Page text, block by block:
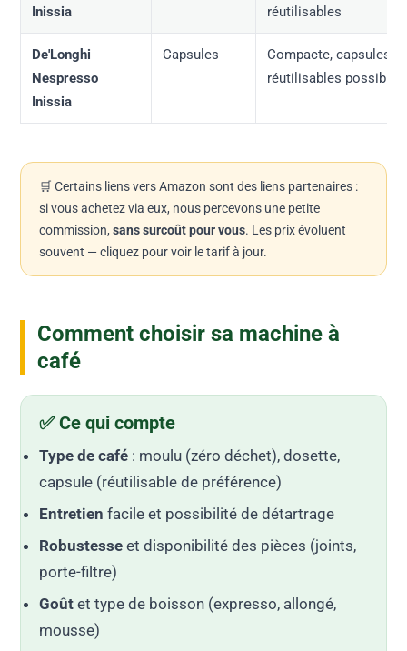
Inissia
réutilisables
De'Longhi
Nespresso
Inissia
Capsules
Compacte, capsules
réutilisables possibles
🛒 Certains liens vers Amazon sont des liens partenaires :
si vous achetez via eux, nous percevons une petite
commission,sans surcoût pour vous. Les prix évoluent
souvent — cliquez pour voir le tarif à jour.
Comment choisir sa machine à
café
✅ Ce qui compte
Type de café : moulu (zéro déchet), dosette,
capsule (réutilisable de préférence)
Entretien facile et possibilité de détartrage
Robustesse et disponibilité des pièces (joints,
porte-filtre)
Goût et type de boisson (expresso, allongé,
mousse)